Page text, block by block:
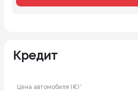
Кредит
Цена автомобиля (€) *